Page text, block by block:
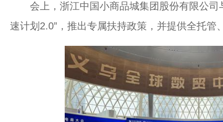
会上，浙江中国小商品城集团股份有限公司
速计划2.0”，推出专属扶持政策，并提供全托